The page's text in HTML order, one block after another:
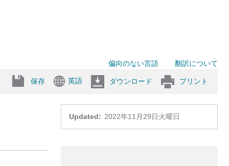
偏向のない言語 翻訳について
保存 英語 ダウンロード プリント
Updated: 2022年11月29日火曜日